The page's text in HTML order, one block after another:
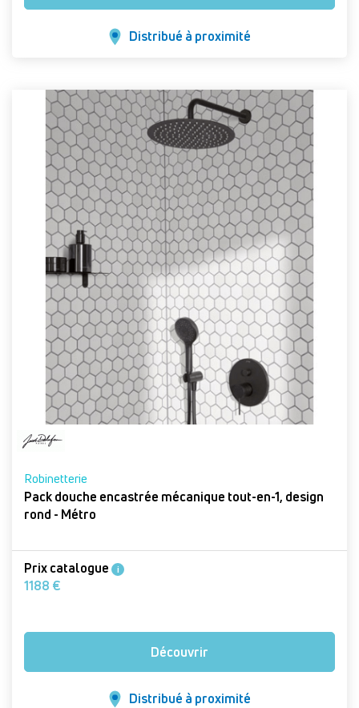
Distribué à proximité
Robinetterie
Pack douche encastrée mécanique tout-en-1, design
rond - Métro
Prix catalogue i
1188 €
Découvrir
Distribué à proximité